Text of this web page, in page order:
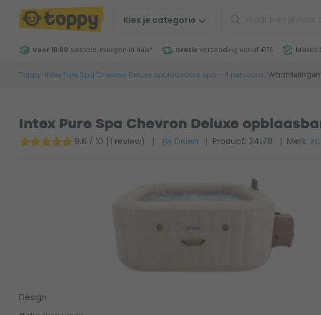
Kies je categorie
Voor 18:00 besteld, morgen in huis* Gratis verzending vanaf €75
Toppy Intex Pure Spa Chevron Deluxe opblaasbare spa - 4 persoons Waarderingen
Intex Pure Spa Chevron Deluxe
9.6 / 10 (1 review) | Delen | Product: 24178 | Merk:
Design